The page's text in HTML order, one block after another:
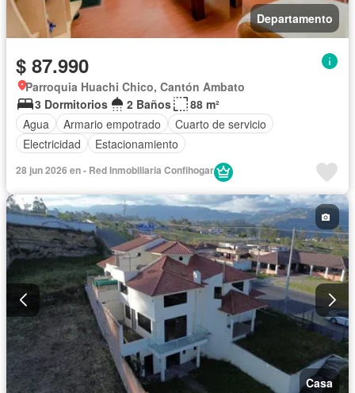
Departamento
$ 87.990
Parroquia Huachi Chico, Cantón Ambato
3 Dormitorios
2 Baños
88 m²
Agua
Armario empotrado
Cuarto de servicio
Electricidad
Estacionamiento
28 jun 2026 en - Red Inmobiliaria Confihogar
Casa